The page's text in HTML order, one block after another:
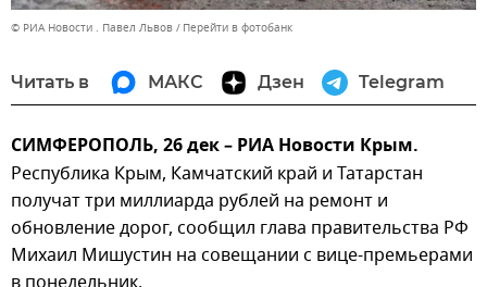
© РИА Новости . Павел Львов Перейти в фотобанк
Читать в МАКС Дзен Telegram
СИМФЕРОПОЛЬ, 26 дек – РИА Новости Крым.
Республика Крым, Камчатский край и Татарстан
получат три миллиарда рублей на ремонт и
обновление дорог, сообщил глава правительства РФ
Михаил Мишустин на совещании с вице-премьерами